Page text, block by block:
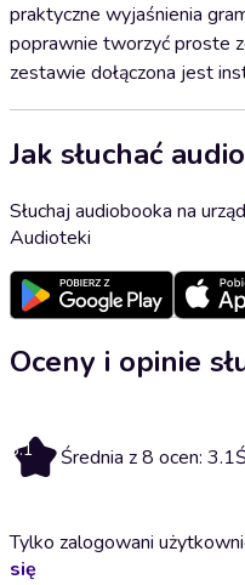
praktyczne wyjaśnienia
poprawnie tworzyć proste
zestawie dołączona jest
Jak słuchać
Słuchaj audiobooka na
Audioteki
Oceny i opinie
3.1 Średnia z 8 ocen: 3.1
Tylko zalogowani
się